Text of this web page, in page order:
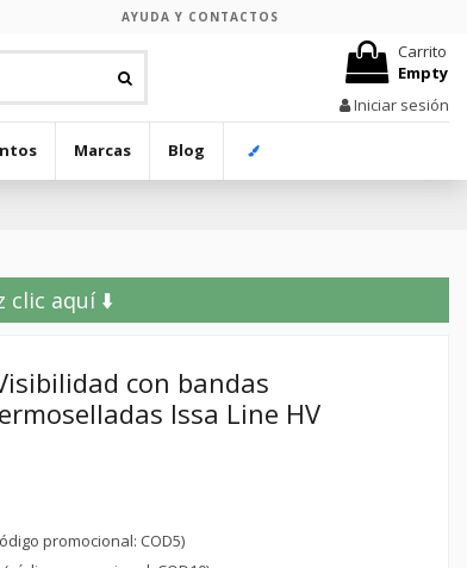
AYUDA Y CONTACTOS
Carrito
Empty
Iniciar sesión
Marcas Blog
clic aquí ⬇️
con bandas
Issa Line HV
promocional: COD5)